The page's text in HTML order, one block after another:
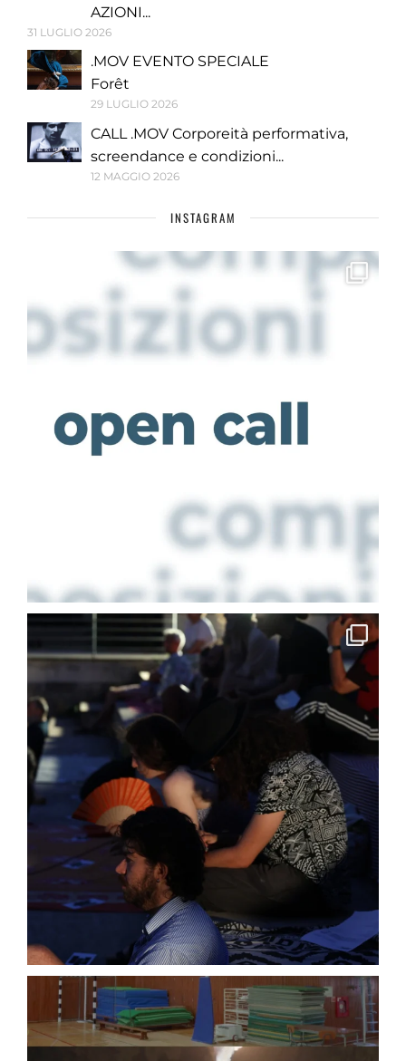
AZIONI...
31 LUGLIO 2026
.MOV EVENTO SPECIALE
Forêt
29 LUGLIO 2026
CALL .MOV Corporeità performativa,
screendance e condizioni...
12 MAGGIO 2026
INSTAGRAM